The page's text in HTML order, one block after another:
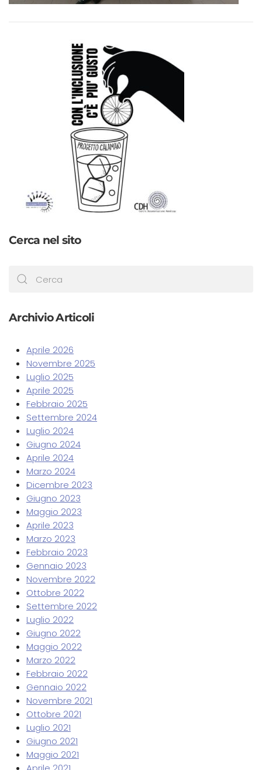
Cerca nel sito
Archivio Articoli
Aprile 2026
Novembre 2025
Luglio 2025
Aprile 2025
Febbraio 2025
Settembre 2024
Luglio 2024
Giugno 2024
Aprile 2024
Marzo 2024
Dicembre 2023
Giugno 2023
Maggio 2023
Aprile 2023
Marzo 2023
Febbraio 2023
Gennaio 2023
Novembre 2022
Ottobre 2022
Settembre 2022
Luglio 2022
Giugno 2022
Maggio 2022
Marzo 2022
Febbraio 2022
Gennaio 2022
Novembre 2021
Ottobre 2021
Luglio 2021
Giugno 2021
Maggio 2021